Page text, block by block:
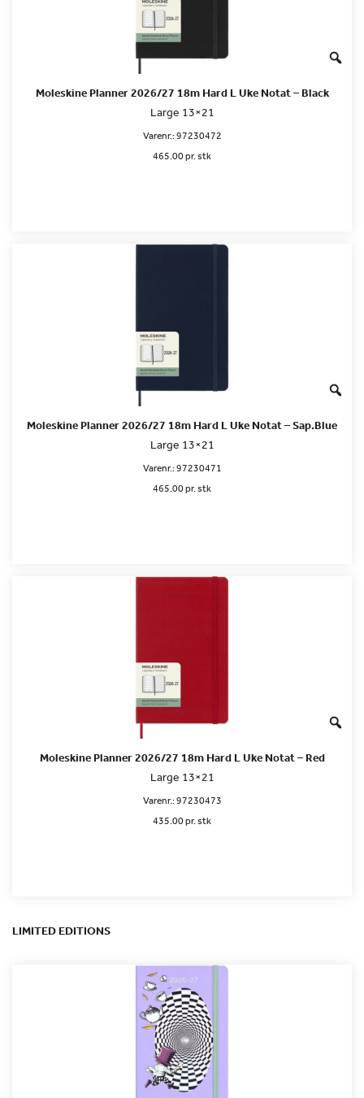
Moleskine Planner 2026/27 18m Hard L Uke Notat – Black
Large 13×21
Varenr.:97230472
465.00 pr. stk
Moleskine Planner 2026/27 18m Hard L Uke Notat – Sap.Blue
Large 13×21
Varenr.:97230471
465.00 pr. stk
Moleskine Planner 2026/27 18m Hard L Uke Notat – Red
Large 13×21
Varenr.:97230473
435.00 pr. stk
LIMITED EDITIONS